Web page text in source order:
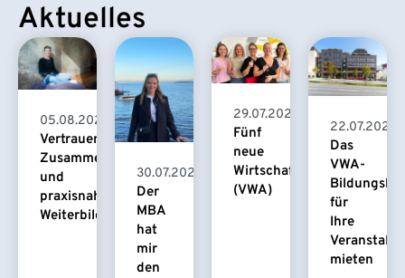
Aktuelles
05.08.2026
Vertrauensvolle
Zusammenarbeit
und
praxisnahe
Weiterbildung
30.07.2026
Der
MBA
hat
mir
den
29.07.2026
Fünf
neue
Wirtschaftspsychologinnen
(VWA)
22.07.2026
Das
VWA-
für
Ihre
mieten